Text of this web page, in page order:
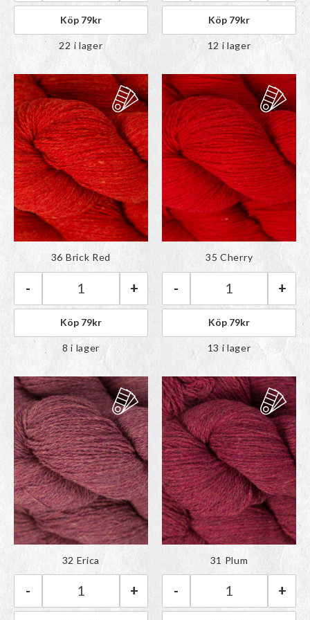
Köp 79kr
22 i lager
Köp 79kr
12 i lager
Färgen har lagts till i
paletten
BC Garn Bio Shetland GOTS | 36 Brick Red
- +
36 Brick Red
Köp 79kr
8 i lager
Färgen har lagts till i
paletten
BC Garn Bio
- +
35 Cherry
Köp 79kr
13 i lager
Färgen har lagts till i
paletten
BC Garn Bio Shetland GOTS | 32 Erica mängd
- +
32 Erica
Färgen har lagts till i
paletten
BC Garn Bio
- +
31 Plum